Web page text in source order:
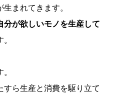
まれてきます。
分が欲しいモノを生産して
すら生産と消費を駆り立て